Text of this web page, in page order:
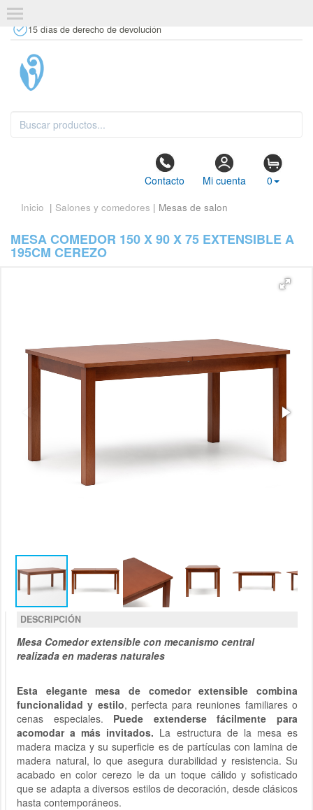
15 días de derecho de devolución
Contacto Mi cuenta 0
Inicio | Salones y comedores | Mesas de salon
MESA COMEDOR 150 X 90 X 75 EXTENSIBLE A
195CM CEREZO
DESCRIPCIÓN
Mesa Comedor extensible con mecanismo central
realizada en maderas naturales
Esta elegante mesa de comedor extensible combina
funcionalidad y estilo, perfecta para reuniones familiares o
cenas especiales. Puede extenderse fácilmente para
acomodar a más invitados. La estructura de la mesa es
madera maciza y su superficie es de partículas con lamina de
madera natural, lo que asegura durabilidad y resistencia. Su
acabado en color cerezo le da un toque cálido y sofisticado
que se adapta a diversos estilos de decoración, desde clásicos
hasta contemporáneos.